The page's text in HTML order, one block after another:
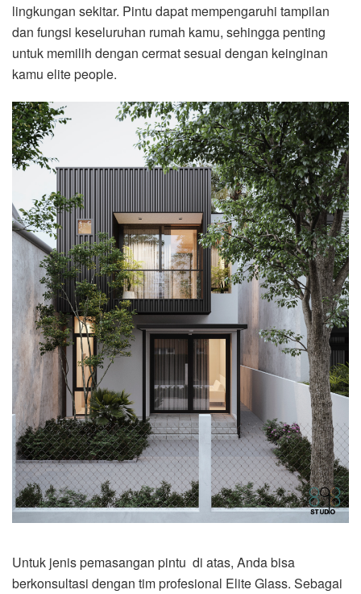
lingkungan sekitar. Pintu dapat mempengaruhi tampilan
dan fungsi keseluruhan rumah kamu, sehingga penting
untuk memilih dengan cermat sesuai dengan keinginan
kamu elite people.
Untuk jenis pemasangan pintu di atas, Anda bisa
berkonsultasi dengan tim profesional Elite Glass. Sebagai